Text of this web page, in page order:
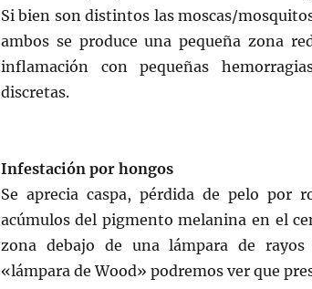
Si bien son distintos las moscas/
ambos se produce una pequeña zona
inflamación con pequeñas
discretas.
Infestación por hongos
Se aprecia caspa, pérdida de pelo por
acúmulos del pigmento melanina en el
zona debajo de una lámpara de rayos
«lámpara de Wood» podremos ver que